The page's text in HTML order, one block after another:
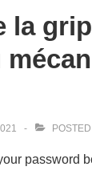
la
POSTED
password